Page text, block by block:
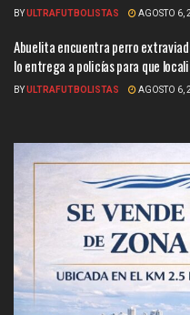
BYULTRAFUTBOLISTAS AGOSTO 6,
Abuelita encuentra perro
lo entrega a policías para que
BYULTRAFUTBOLISTAS AGOSTO 6,